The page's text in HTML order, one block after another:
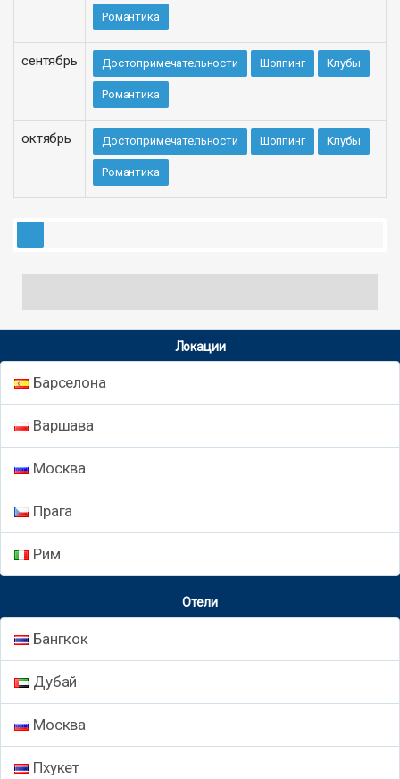
Романтика
сентябрь Достопримечательности Шоппинг Клубы
Романтика
октябрь Достопримечательности Шоппинг Клубы
Романтика
Локации
Барселона
Варшава
Москва
Прага
Рим
Отели
Бангкок
Дубай
Москва
Пхукет